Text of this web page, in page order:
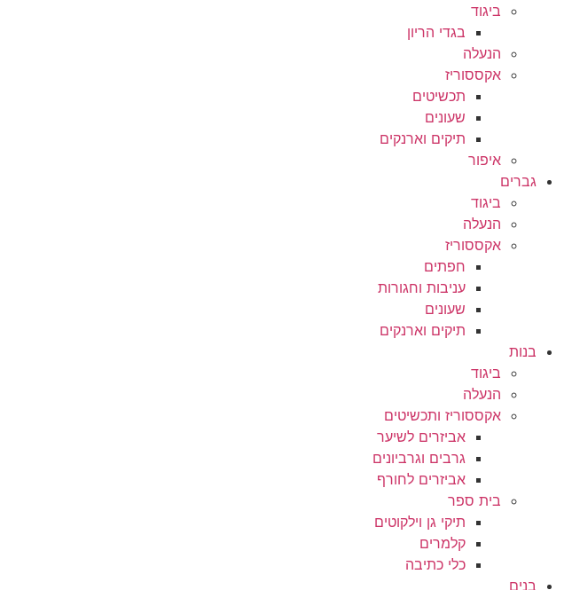
ביגוד
בגדי הריון
הנעלה
אקססוריז
תכשיטים
שעונים
תיקים וארנקים
איפור
גברים
ביגוד
הנעלה
אקססוריז
חפתים
עניבות וחגורות
שעונים
תיקים וארנקים
בנות
ביגוד
הנעלה
אקססוריז ותכשיטים
אביזרים לשיער
גרבים וגרביונים
אביזרים לחורף
בית ספר
תיקי גן וילקוטים
קלמרים
כלי כתיבה
בנים